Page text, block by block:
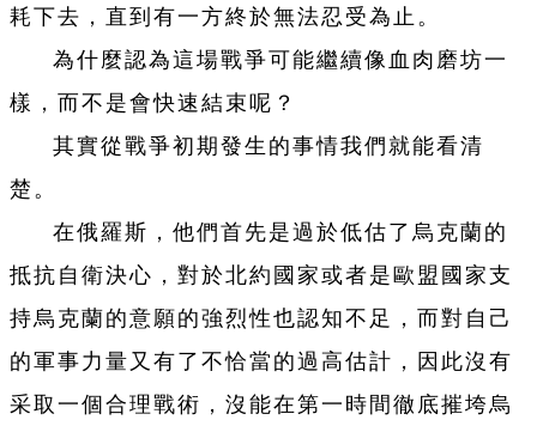
耗下去，直到有一方終於無法忍受為止。
為什麼認為這場戰爭可能繼續像血肉磨坊一
樣，而不是會快速結束呢？
其實從戰爭初期發生的事情我們就能看清
楚。
在俄羅斯，他們首先是過於低估了烏克蘭的
抵抗自衛決心，對於北約國家或者是歐盟國家支
持烏克蘭的意願的強烈性也認知不足，而對自己
的軍事力量又有了不恰當的過高估計，因此沒有
采取一個合理戰術，沒能在第一時間徹底摧垮烏